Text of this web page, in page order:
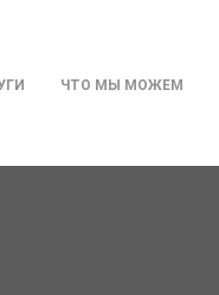
ЧТО МЫ МОЖЕМ